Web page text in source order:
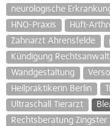
neurologische
HNO-Praxis
Hüft-
Zahnarzt Ahrensfelde
Kündigung Rechtsanwalt
Wandgestaltung
Heilpraktikerin Berlin
Ultraschall Tierarzt
Rechtsberatung Zingster